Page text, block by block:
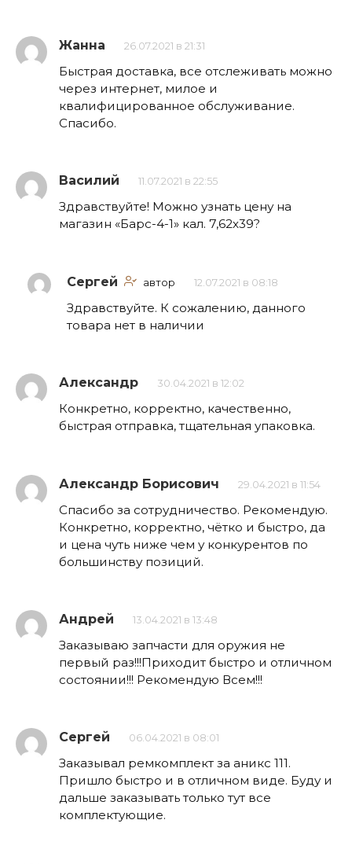
Жанна 26.07.2021 в 21:31
Быстрая доставка, все отслеживать можно
через интернет, милое и
квалифицированное обслуживание.
Спасибо.
Василий 11.07.2021 в 22:55
Здравствуйте! Можно узнать цену на
магазин «Барс-4-1» кал. 7,62х39?
Сергей автор 12.07.2021 в 08:18
Здравствуйте. К сожалению, данного
товара нет в наличии
Александр 30.04.2021 в 12:02
Конкретно, корректно, качественно,
быстрая отправка, тщательная упаковка.
Александр Борисович 29.04.2021 в 11:54
Спасибо за сотрудничество. Рекомендую.
Конкретно, корректно, чётко и быстро, да
и цена чуть ниже чем у конкурентов по
большинству позиций.
Андрей 13.04.2021 в 13:48
Заказываю запчасти для оружия не
первый раз!!!Приходит быстро и отличном
состоянии!!! Рекомендую Всем!!!
Сергей 06.04.2021 в 08:01
Заказывал ремкомплект за аникс 111.
Пришло быстро и в отличном виде. Буду и
дальше заказывать только тут все
комплектующие.